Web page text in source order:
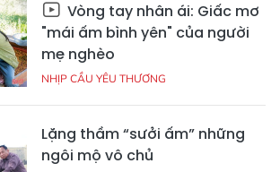
Vòng tay nhân ái: Giấc mơ
"mái ấm bình yên" của người
mẹ nghèo
NHỊP CẦU YÊU THƯƠNG
Lặng thầm “sưởi ấm” những
ngôi mộ vô chủ